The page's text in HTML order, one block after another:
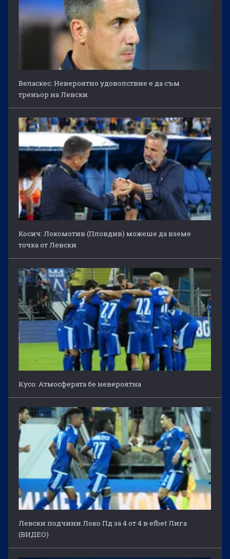
Веласкес: Невероятно удоволствие е да съм
треньор на Левски
Косич: Локомотив (Пловдив) можеше да вземе
точка от Левски
Кусо: Атмосферата бе невероятна
Левски подчини Локо Пд за 4 от 4 в efbet Лига
(ВИДЕО)